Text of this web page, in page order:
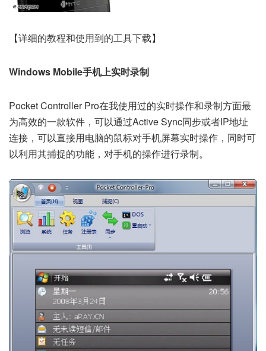
【详细的教程和使用到的工具下载】
Windows Mobile手机上实时录制
Pocket Controller Pro在我使用过的实时操作和录制方面最
为高效的一款软件，可以通过Active Sync同步或者IP地址
连接，可以直接用电脑的鼠标对手机屏幕实时操作，同时可
以利用其捕捉的功能，对手机的操作进行录制。